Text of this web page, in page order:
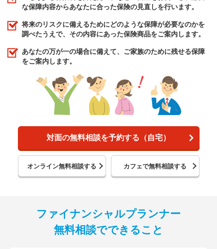
な保障内容からあなたに合った保険の見直しを行います。
将来のリスクに備えるためにどのような保障が必要なのかを
調べたうえで、その内容にあった保険商品をご案内します。
あなたの万が一の場合に備えて、ご家族のために残せる保障
をご案内します。
対面の無料相談を予約する（自宅）
オンライン無料相談する カフェで無料相談する
ファイナンシャルプランナー
無料相談でできること